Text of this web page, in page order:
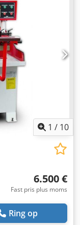
1 / 10
6.500 €
Fast pris plus moms
Ring op